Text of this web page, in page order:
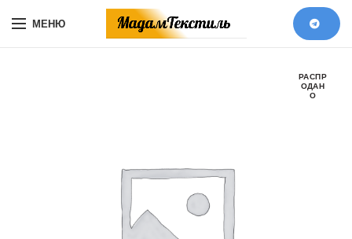
МЕНЮ
РАСПР
ОДАН
О